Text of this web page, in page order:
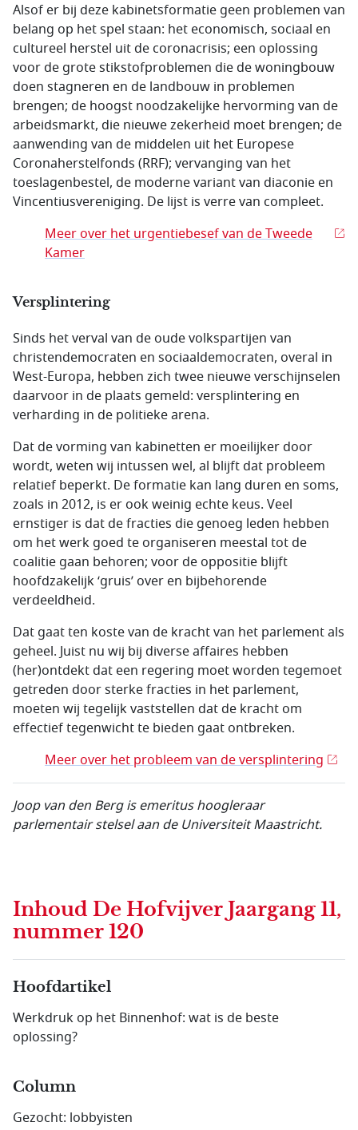
Alsof er bij deze kabinetsformatie geen problemen van
belang op het spel staan: het economisch, sociaal en
cultureel herstel uit de coronacrisis; een oplossing
voor de grote stikstofproblemen die de woningbouw
doen stagneren en de landbouw in problemen
brengen; de hoogst noodzakelijke hervorming van de
arbeidsmarkt, die nieuwe zekerheid moet brengen; de
aanwending van de middelen uit het Europese
Coronaherstelfonds (RRF); vervanging van het
toeslagenbestel, de moderne variant van diaconie en
Vincentiusvereniging. De lijst is verre van compleet.
Meer over het urgentiebesef van de Tweede
Kamer
Versplintering
Sinds het verval van de oude volkspartijen van
christendemocraten en sociaaldemocraten, overal in
West-Europa, hebben zich twee nieuwe verschijnselen
daarvoor in de plaats gemeld: versplintering en
verharding in de politieke arena.
Dat de vorming van kabinetten er moeilijker door
wordt, weten wij intussen wel, al blijft dat probleem
relatief beperkt. De formatie kan lang duren en soms,
zoals in 2012, is er ook weinig echte keus. Veel
ernstiger is dat de fracties die genoeg leden hebben
om het werk goed te organiseren meestal tot de
coalitie gaan behoren; voor de oppositie blijft
hoofdzakelijk ‘gruis’ over en bijbehorende
verdeeldheid.
Dat gaat ten koste van de kracht van het parlement als
geheel. Juist nu wij bij diverse affaires hebben
(her)ontdekt dat een regering moet worden tegemoet
getreden door sterke fracties in het parlement,
moeten wij tegelijk vaststellen dat de kracht om
effectief tegenwicht te bieden gaat ontbreken.
Meer over het probleem van de versplintering
Joop van den Berg is emeritus hoogleraar
parlementair stelsel aan de Universiteit Maastricht.
Inhoud De Hofvijver Jaargang 11,
nummer 120
Hoofdartikel
Werkdruk op het Binnenhof: wat is de beste
oplossing?
Column
Gezocht: lobbyisten